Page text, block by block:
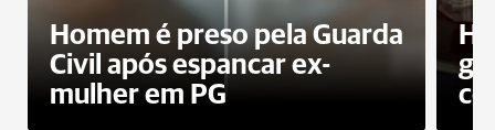
Homem é preso pela Guarda
Civil após espancar ex-
mulher em PG